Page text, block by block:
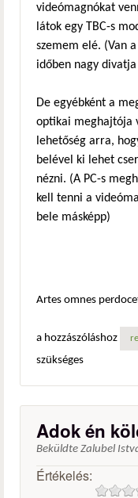
videómagnókat
látok egy TBC-s
szemem elé. (Van
időben nagy
De egyébként a
optikai meghajtója
lehetőség arra,
belével ki lehet
nézni. (A PC-s
kell tenni a
bele másképp)
Artes omnes
a hozzászóláshoz
szükséges
Adok én
Beküldte Zalubel
Értékelés: